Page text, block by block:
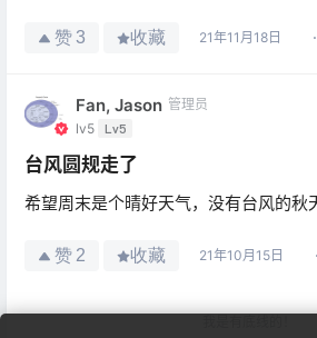
赞3 收藏 21年11月18日
Fan, Jason 管理员
lv5 Lv5
台风圆规走了
希望周末是个晴好天气，没有台风的秋
赞 2 收藏 21年10月15日